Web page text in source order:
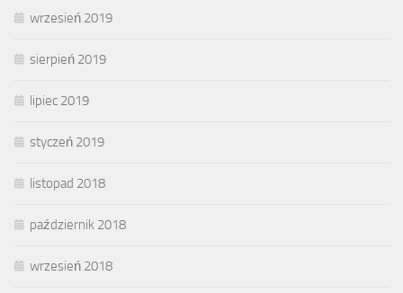
wrzesień 2019
sierpień 2019
lipiec 2019
styczeń 2019
listopad 2018
październik 2018
wrzesień 2018